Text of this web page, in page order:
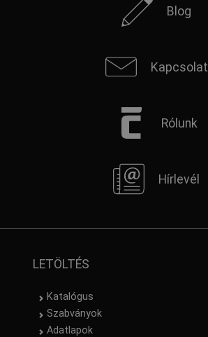
Blog
Kapcsolat
Rólunk
Hírlevél
LETÖLTÉS
Katalógus
Szabványok
Adatlapok